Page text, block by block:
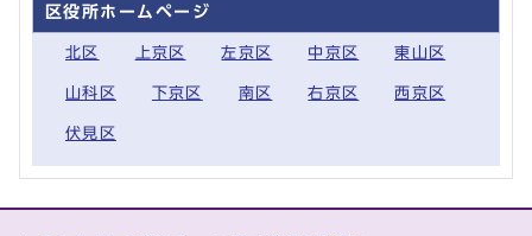
区役所ホームページ
北区 上京区 左京区 中京区 東山区
山科区 下京区 南区 右京区 西京区
伏見区